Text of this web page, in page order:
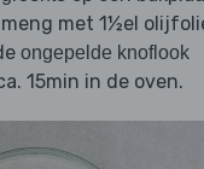
met 1½el
ongepelde knoflook
15min in de oven.